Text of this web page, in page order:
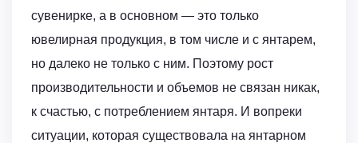
сувенирке, а в основном — это только
ювелирная продукция, в том числе и с янтарем,
но далеко не только с ним. Поэтому рост
производительности и объемов не связан никак,
к счастью, с потреблением янтаря. И вопреки
ситуации, которая существовала на янтарном